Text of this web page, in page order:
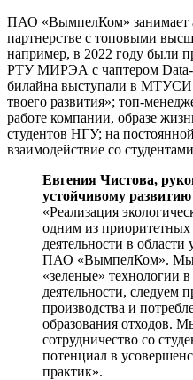
ПАО «ВымпелКом» занимает
партнерстве с топовыми
например, в 2022 году были
РТУ МИРЭА с чаптером Data-
билайна выступали в МТУСИ
твоего развития»; топ-
работе компании, образе
студентов НГУ; на
взаимодействие со
Евгения Чистова,
устойчивому
«Реализация
одним из приоритетных
деятельности в области
ПАО «ВымпелКом». Мы
«зеленые» технологии
деятельности, следуем
производства и
образования отходов.
сотрудничество со
потенциал в
практик».